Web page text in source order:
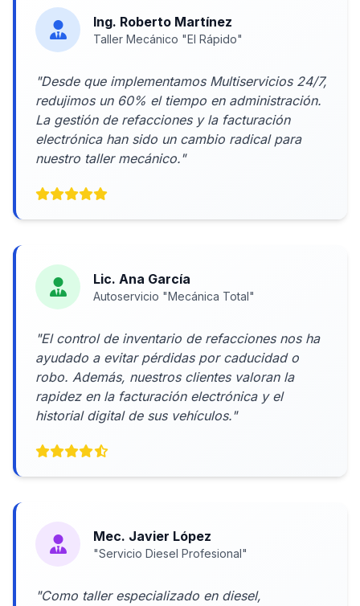
Ing. Roberto Martínez
Taller Mecánico "El Rápido"
"Desde que implementamos Multiservicios 24/7,
redujimos un 60% el tiempo en administración.
La gestión de refacciones y la facturación
electrónica han sido un cambio radical para
nuestro taller mecánico."
Lic. Ana García
Autoservicio "Mecánica Total"
"El control de inventario de refacciones nos ha
ayudado a evitar pérdidas por caducidad o
robo. Además, nuestros clientes valoran la
rapidez en la facturación electrónica y el
historial digital de sus vehículos."
Mec. Javier López
"Servicio Diesel Profesional"
"Como taller especializado en diesel,